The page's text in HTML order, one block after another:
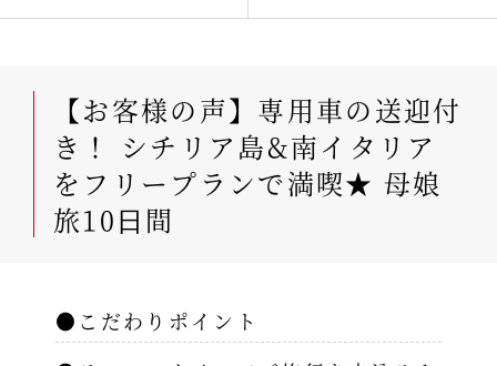
【お客様の声】専用車の送迎付
き！ シチリア島&南イタリア
をフリープランで満喫★ 母娘
旅10⽇間
●こだわりポイント